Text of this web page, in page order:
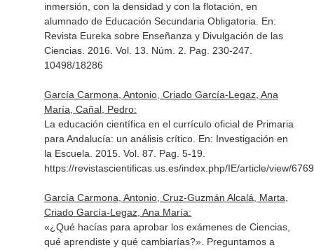
inmersión, con la densidad y con la flotación, en
alumnado de Educación Secundaria Obligatoria. En:
Revista Eureka sobre Enseñanza y Divulgación de las
Ciencias. 2016. Vol. 13. Núm. 2. Pag. 230-247.
10498/18286
García Carmona, Antonio, Criado García-Legaz, Ana
María, Cañal, Pedro:
La educación científica en el currículo oficial de Primaria
para Andalucía: un análisis crítico. En: Investigación en
la Escuela . 2015. Vol. 87. Pag. 5-19.
https://revistascientificas.us.es/index.php/IE/article/view/6769
García Carmona, Antonio, Cruz-Guzmán Alcalá, Marta,
Criado García-Legaz, Ana María:
«¿Qué hacías para aprobar los exámenes de Ciencias,
qué aprendiste y qué cambiarías?». Preguntamos a